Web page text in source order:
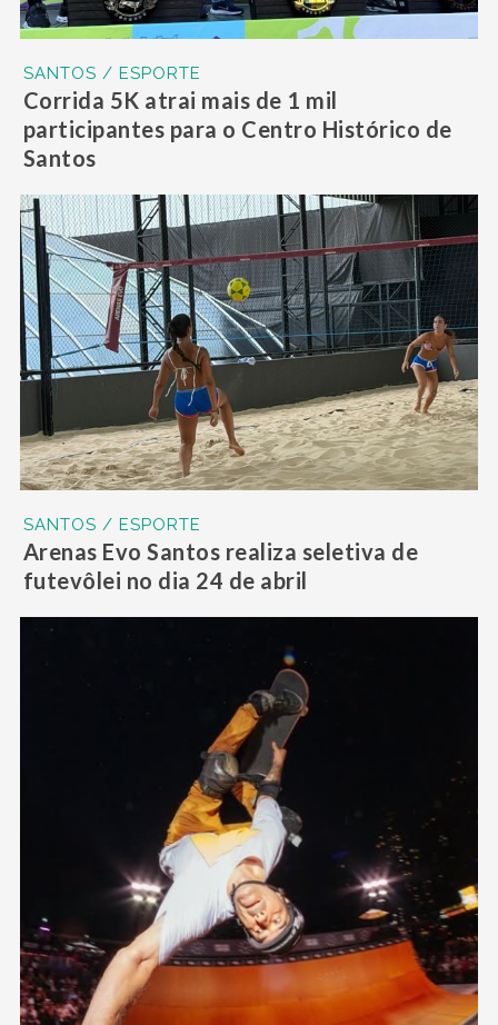
SANTOS / ESPORTE
Corrida 5K atrai mais de 1 mil
participantes para o Centro Histórico de
Santos
SANTOS / ESPORTE
Arenas Evo Santos realiza seletiva de
futevôlei no dia 24 de abril